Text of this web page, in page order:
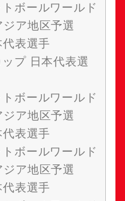
ボールワールド
ア地区予選
表選手
プ 日本代表選
ボールワールド
ア地区予選
表選手
ボールワールド
ア地区予選
表選手